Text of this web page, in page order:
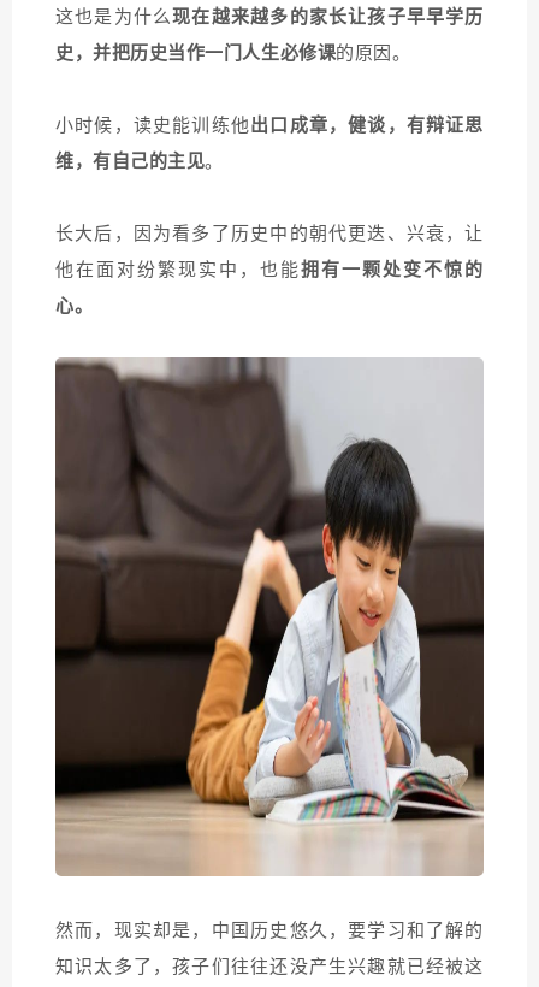
这也是为什么现在越来越多的家长让孩子早早学历
史，并把历史当作一门人生必修课的原因。
小时候，读史能训练他出口成章，健谈，有辩证思
维，有自己的主见。
长大后，因为看多了历史中的朝代更迭、兴衰，让
他在面对纷繁现实中，也能拥有一颗处变不惊的
心。
然而，现实却是，中国历史悠久，要学习和了解的
知识太多了，孩子们往往还没产生兴趣就已经被这